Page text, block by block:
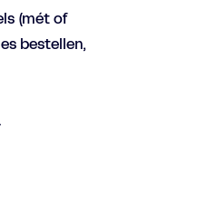
(mét of
bestellen,